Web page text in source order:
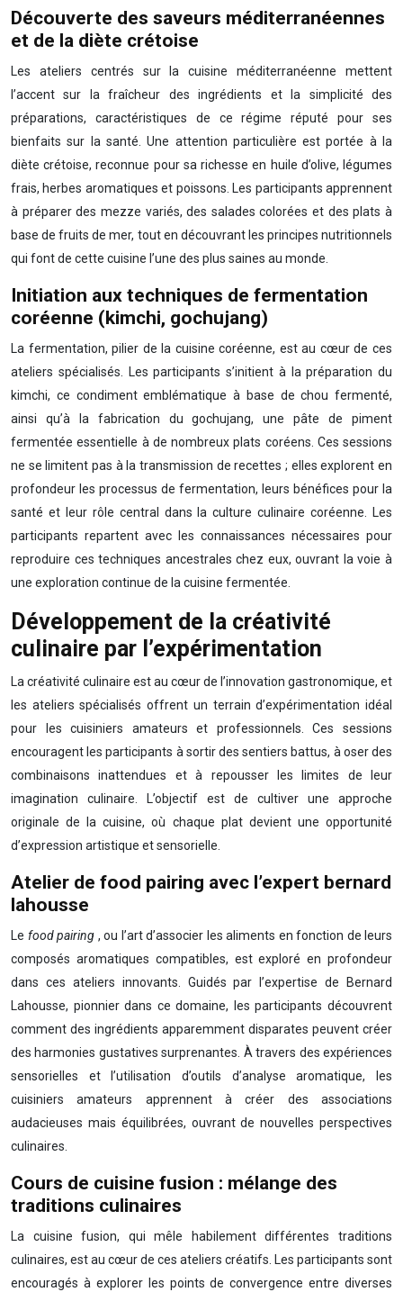
Découverte des saveurs méditerranéennes
et de la diète crétoise
Les ateliers centrés sur la cuisine méditerranéenne mettent
l’accent sur la fraîcheur des ingrédients et la simplicité des
préparations, caractéristiques de ce régime réputé pour ses
bienfaits sur la santé. Une attention particulière est portée à la
diète crétoise, reconnue pour sa richesse en huile d’olive, légumes
frais, herbes aromatiques et poissons. Les participants apprennent
à préparer des mezze variés, des salades colorées et des plats à
base de fruits de mer, tout en découvrant les principes nutritionnels
qui font de cette cuisine l’une des plus saines au monde.
Initiation aux techniques de fermentation
coréenne (kimchi, gochujang)
La fermentation, pilier de la cuisine coréenne, est au cœur de ces
ateliers spécialisés. Les participants s’initient à la préparation du
kimchi, ce condiment emblématique à base de chou fermenté,
ainsi qu’à la fabrication du gochujang, une pâte de piment
fermentée essentielle à de nombreux plats coréens. Ces sessions
ne se limitent pas à la transmission de recettes ; elles explorent en
profondeur les processus de fermentation, leurs bénéfices pour la
santé et leur rôle central dans la culture culinaire coréenne. Les
participants repartent avec les connaissances nécessaires pour
reproduire ces techniques ancestrales chez eux, ouvrant la voie à
une exploration continue de la cuisine fermentée.
Développement de la créativité
culinaire par l’expérimentation
La créativité culinaire est au cœur de l’innovation gastronomique, et
les ateliers spécialisés offrent un terrain d’expérimentation idéal
pour les cuisiniers amateurs et professionnels. Ces sessions
encouragent les participants à sortir des sentiers battus, à oser des
combinaisons inattendues et à repousser les limites de leur
imagination culinaire. L’objectif est de cultiver une approche
originale de la cuisine, où chaque plat devient une opportunité
d’expression artistique et sensorielle.
Atelier de food pairing avec l’expert bernard
lahousse
Le food pairing , ou l’art d’associer les aliments en fonction de leurs
composés aromatiques compatibles, est exploré en profondeur
dans ces ateliers innovants. Guidés par l’expertise de Bernard
Lahousse, pionnier dans ce domaine, les participants découvrent
comment des ingrédients apparemment disparates peuvent créer
des harmonies gustatives surprenantes. À travers des expériences
sensorielles et l’utilisation d’outils d’analyse aromatique, les
cuisiniers amateurs apprennent à créer des associations
audacieuses mais équilibrées, ouvrant de nouvelles perspectives
culinaires.
Cours de cuisine fusion : mélange des
traditions culinaires
La cuisine fusion, qui mêle habilement différentes traditions
culinaires, est au cœur de ces ateliers créatifs. Les participants sont
encouragés à explorer les points de convergence entre diverses